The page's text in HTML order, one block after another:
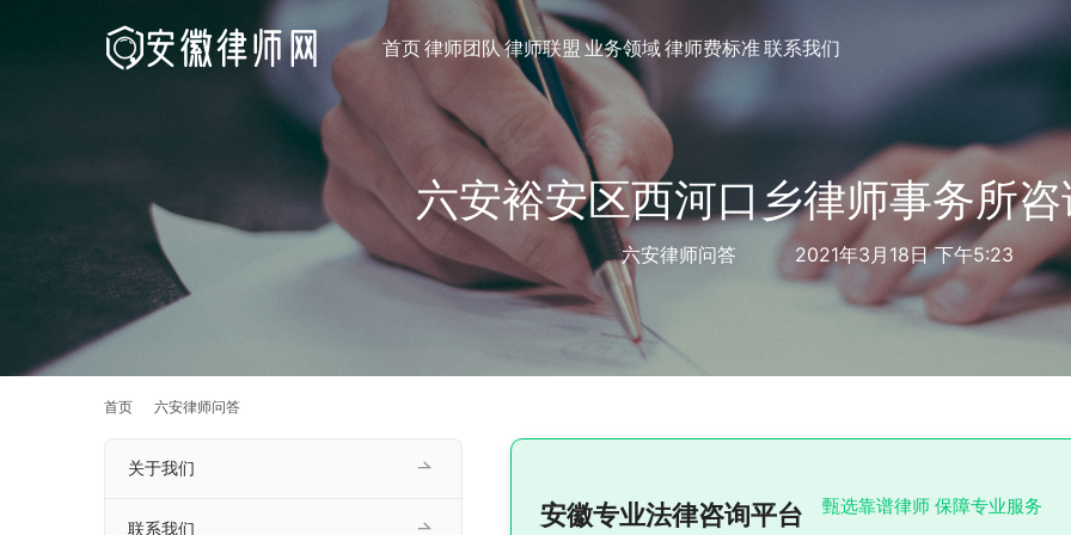
首页律师团队律师联盟业务领域律师费标准联系我们
六安裕安区西河口乡律师事务所
六安律师问答 2021年3月18日 下午5:23
首页 六安律师问答
安徽专业法律咨询平台 甄选靠谱律师 保障专业服务
关于我们
联系我们